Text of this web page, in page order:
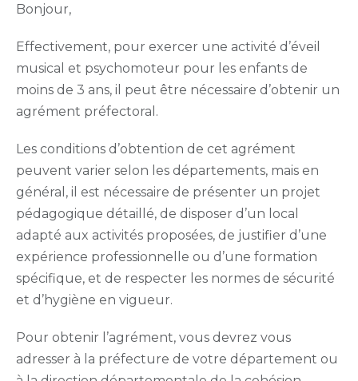
Bonjour,
Effectivement, pour exercer une activité d’éveil
musical et psychomoteur pour les enfants de
moins de 3 ans, il peut être nécessaire d’obtenir un
agrément préfectoral.
Les conditions d’obtention de cet agrément
peuvent varier selon les départements, mais en
général, il est nécessaire de présenter un projet
pédagogique détaillé, de disposer d’un local
adapté aux activités proposées, de justifier d’une
expérience professionnelle ou d’une formation
spécifique, et de respecter les normes de sécurité
et d’hygiène en vigueur.
Pour obtenir l’agrément, vous devrez vous
adresser à la préfecture de votre département ou